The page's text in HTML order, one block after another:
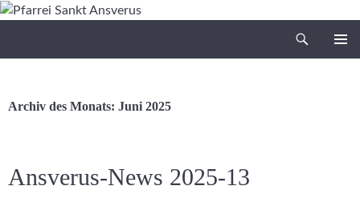
Zum
Archiv des Monats: Juni 2025
Ansverus-News 2025-13